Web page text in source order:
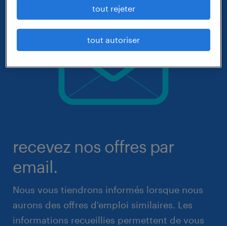
recevez nos offres par
email.
Nous vous tiendrons informés lorsque nous
aurons des offres d'emploi similaires. Les
informations recueillies permettent de vous
tout rejeter
tout autoriser